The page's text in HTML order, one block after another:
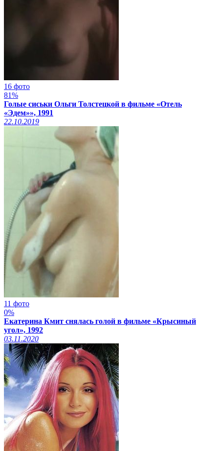
16 фото
81%
Голые сиськи Ольги Толстецкой в фильме «Отель
«Эдем»», 1991
22.10.2019
11 фото
0%
Екатерина Кмит снялась голой в фильме «Крысиный
угол», 1992
03.11.2020